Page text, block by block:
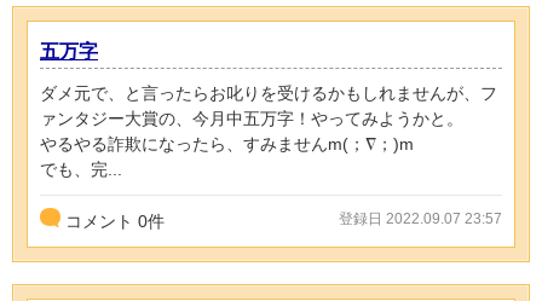
五万字
ダメ元で、と言ったらお叱りを受けるかもしれませんが、フ
ァンタジー大賞の、今月中五万字！やってみようかと。
やるやる詐欺になったら、すみませんm(；∇；)m
でも、完...
コメント 0件 登録日 2022.09.07 23:57